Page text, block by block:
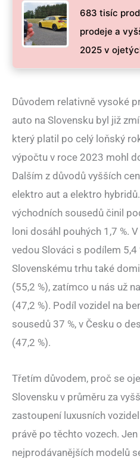
683 tisíc
prodeje a
2025 v
Důvodem relativně vysoké
auto na Slovensku byl již
který platil po celý loňský
výpočtu v roce 2023 mohl
Dalším z důvodů vyšších
elektro aut a elektro
východních sousedů činil
loni dosáhl pouhých 1,7 %.
vedou Slováci s podílem 5,4
Slovenskému trhu také
(55,2 %), zatímco u nás už
(47,2 %). Podíl vozidel na
sousedů 37 %, v Česku o
(47,2 %).
Třetím důvodem, proč se
Slovensku v průměru za
zastoupení luxusních
právě po těchto vozech.
nejprodávanějších modelů